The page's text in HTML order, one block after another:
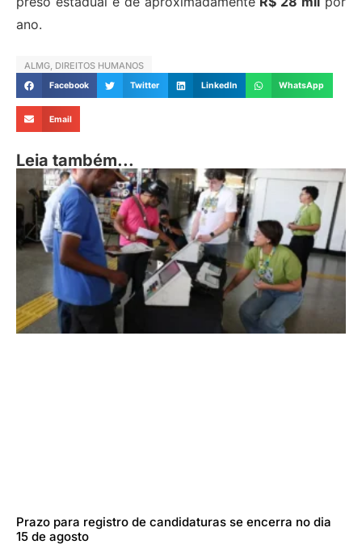
ano.
ALMG, DIREITOS HUMANOS
Facebook Twitter LinkedIn WhatsApp
Email
Leia também...
Prazo para registro de candidaturas se encerra no dia
15 de agosto